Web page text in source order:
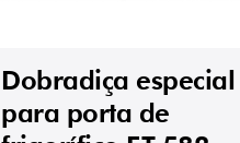
Dobradiça especial
para porta de